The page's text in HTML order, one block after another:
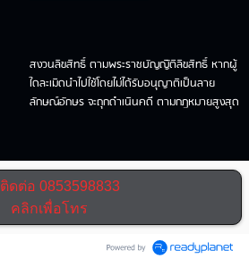
สงวนลิขสิทธิ์ ตามพระราชบัญญัิติลิขสิทธิ์ หากผู้
ใดละเมิดนำไปใช้โดยไม่ได้รับอนุญาติเป็นลาย
ลักษณ์อักษร จะถุกดำเนินคดี ตามกฏหมายสูงสุด
ติดต่อ0853598833
คลิกเพื่อโทร